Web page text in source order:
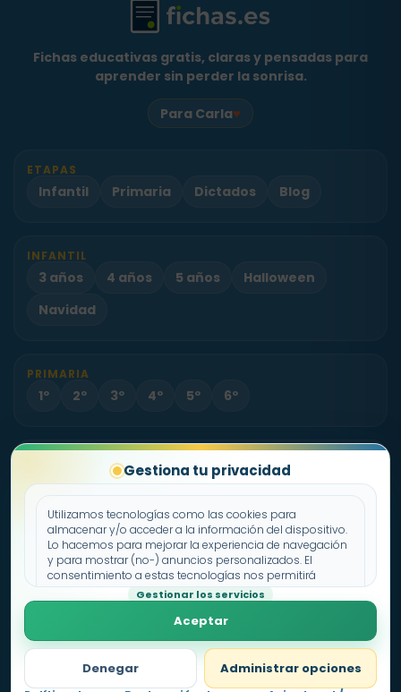
Gestiona tu privacidad
Utilizamos tecnologías como las cookies para
almacenar y/o acceder a la información del dispositivo.
Lo hacemos para mejorar la experiencia de navegación
y para mostrar (no-) anuncios personalizados. El
consentimiento a estas tecnologías nos permitirá
procesar datos como el comportamiento de
navegación o los ID's únicos en este sitio. No consentir o
retirar el consentimiento, puede afectar negativamente a
Gestionar los servicios
Aceptar
Denegar Administrar opciones
Fichas educativas gratis, claras y pensadas para
aprender sin perder la sonrisa.
Para Carla♥
ETAPAS
Infantil Primaria Dictados Blog
INFANTIL
3 años 4 años 5 años
Halloween
Navidad
PRIMARIA
1º 2º 3º 4º 5º 6º
Sobre Fichas.es Contacto
Política de cookies
Declaración de privacidad
Aviso legal